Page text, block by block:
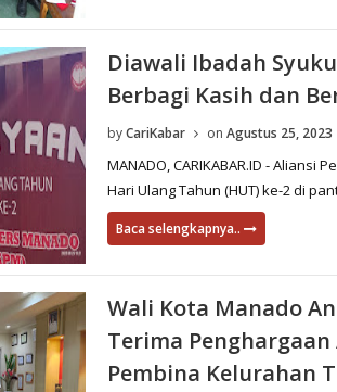
Diawali Ibadah
Berbagi Kasih dan
byCariKabar on Agustus 25, 2023
MANADO, CARIKABAR.ID - Aliansi
Hari Ulang Tahun (HUT) ke-2 di
Baca selengkapnya..
Wali Kota Manado
Terima
Pembina Kelurahan